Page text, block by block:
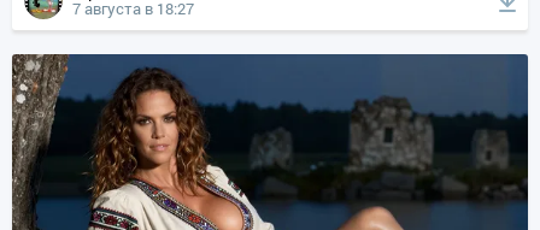
7 августа в 18:27